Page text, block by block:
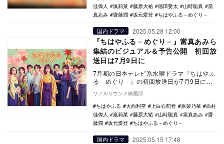
佳偉人
嵐莉菜 藤原大祐 徳田要太 山時聡真
當
真あみ
齋藤潤 坂元愛登 ちはやふる－めぐり－
国内ドラマ 2025.05.28 12:00
『ちはやふる－めぐり－』當真あみら
集結のビジュアル＆予告公開 初回放
送日は7月9日に
7月期の日本テレビ系水曜ドラマ『ちはやふ
る－めぐり－』の初回放送日が7月9日に決
定し、あわせてメインビジュアルと予告映
像が公開さ…
リアルサウンド映画部
ちはやふる
大西利空 上白石萌音 原菜乃華
高村
佳偉人
嵐莉菜 藤原大祐 山時聡真 當真あみ
齋
藤潤
坂元愛登 ちはやふる－めぐり－
国内ドラマ 2025.05.15 17:48